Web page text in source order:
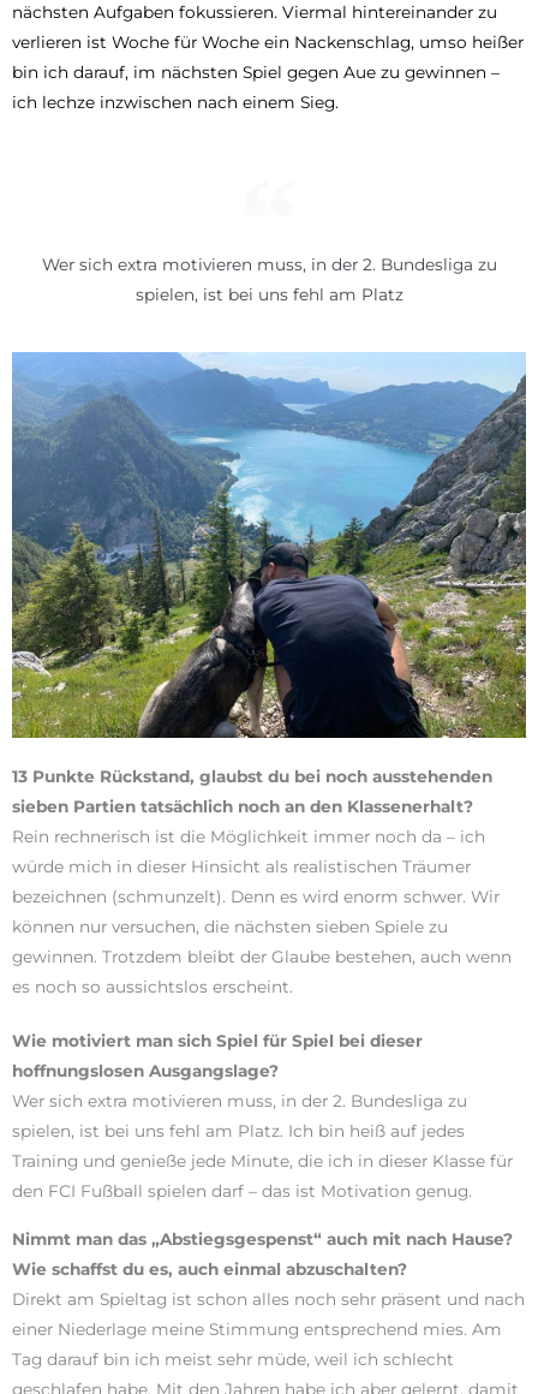
nächsten Aufgaben fokussieren. Viermal hintereinander zu
verlieren ist Woche für Woche ein Nackenschlag, umso heißer
bin ich darauf, im nächsten Spiel gegen Aue zu gewinnen –
ich lechze inzwischen nach einem Sieg.
Wer sich extra motivieren muss, in der 2. Bundesliga zu
spielen, ist bei uns fehl am Platz
13 Punkte Rückstand, glaubst du bei noch ausstehenden
sieben Partien tatsächlich noch an den Klassenerhalt?
Rein rechnerisch ist die Möglichkeit immer noch da – ich
würde mich in dieser Hinsicht als realistischen Träumer
bezeichnen (schmunzelt). Denn es wird enorm schwer. Wir
können nur versuchen, die nächsten sieben Spiele zu
gewinnen. Trotzdem bleibt der Glaube bestehen, auch wenn
es noch so aussichtslos erscheint.
Wie motiviert man sich Spiel für Spiel bei dieser
hoffnungslosen Ausgangslage?
Wer sich extra motivieren muss, in der 2. Bundesliga zu
spielen, ist bei uns fehl am Platz. Ich bin heiß auf jedes
Training und genieße jede Minute, die ich in dieser Klasse für
den FCI Fußball spielen darf – das ist Motivation genug.
Nimmt man das „Abstiegsgespenst“ auch mit nach Hause?
Wie schaffst du es, auch einmal abzuschalten?
Direkt am Spieltag ist schon alles noch sehr präsent und nach
einer Niederlage meine Stimmung entsprechend mies. Am
Tag darauf bin ich meist sehr müde, weil ich schlecht
geschlafen habe. Mit den Jahren habe ich aber gelernt, damit